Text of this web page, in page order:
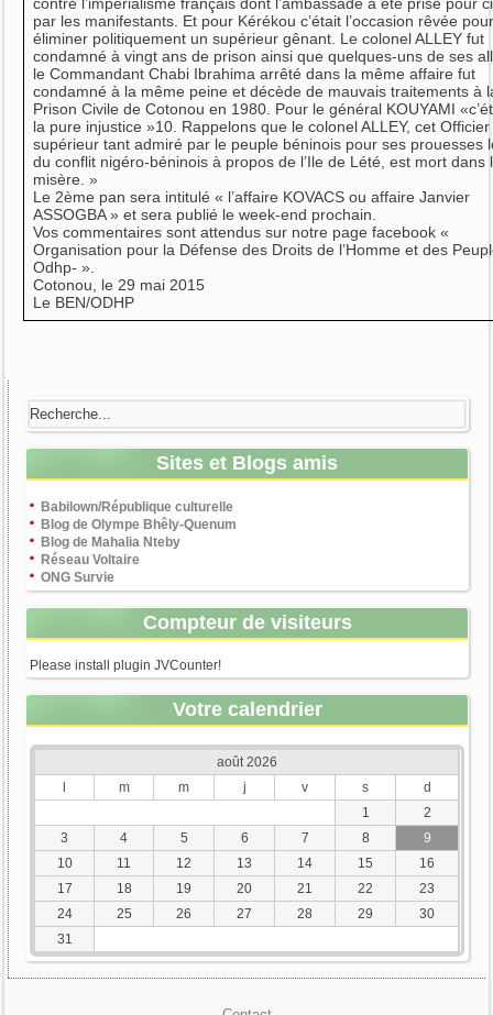
par les manifestants. Et pour Kérékou c’était l’occasion rêvée
éliminer politiquement un supérieur gênant. Le colonel ALLEY fut
condamné à vingt ans de prison ainsi que quelques-uns de ses
le Commandant Chabi Ibrahima arrêté dans la même affaire fut
condamné à la même peine et décède de mauvais traitements à
Prison Civile de Cotonou en 1980. Pour le général KOUYAMI
la pure injustice »10. Rappelons que le colonel ALLEY, cet Officier
supérieur tant admiré par le peuple béninois pour ses prouesses
du conflit nigéro-béninois à propos de l’Ile de Lété, est mort dans
misère. »
Le 2ème pan sera intitulé « l’affaire KOVACS ou affaire Janvier
ASSOGBA » et sera publié le week-end prochain.
Vos commentaires sont attendus sur notre page facebook «
Organisation pour la Défense des Droits de l’Homme et des
Odhp- ».
Cotonou, le 29 mai 2015
Le BEN/ODHP
Sites et Blogs amis
Babilown/République culturelle
Blog de Olympe Bhêly-Quenum
Blog de Mahalia Nteby
Réseau Voltaire
ONG Survie
Compteur de visiteurs
Please install plugin JVCounter!
Votre calendrier
août 2026
l
m m j v s
d
1
2
3
4 5 6 7 8
9
10
11 12 13 14 15
16
17
18 19 20 21 22
23
24
25 26 27 28 29
30
31